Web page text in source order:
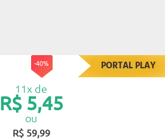
-40% PORTAL PLAY
R$ 59,99
11x de
R$ 5,45
ou